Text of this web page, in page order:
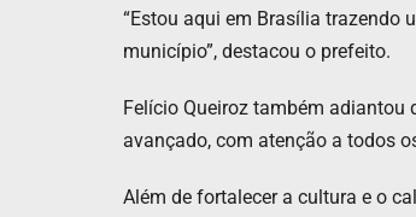
“Estou aqui em Brasília trazendo
município”, destacou o prefeito.
Felício Queiroz também adiantou
avançado, com atenção a todos
Além de fortalecer a cultura e o